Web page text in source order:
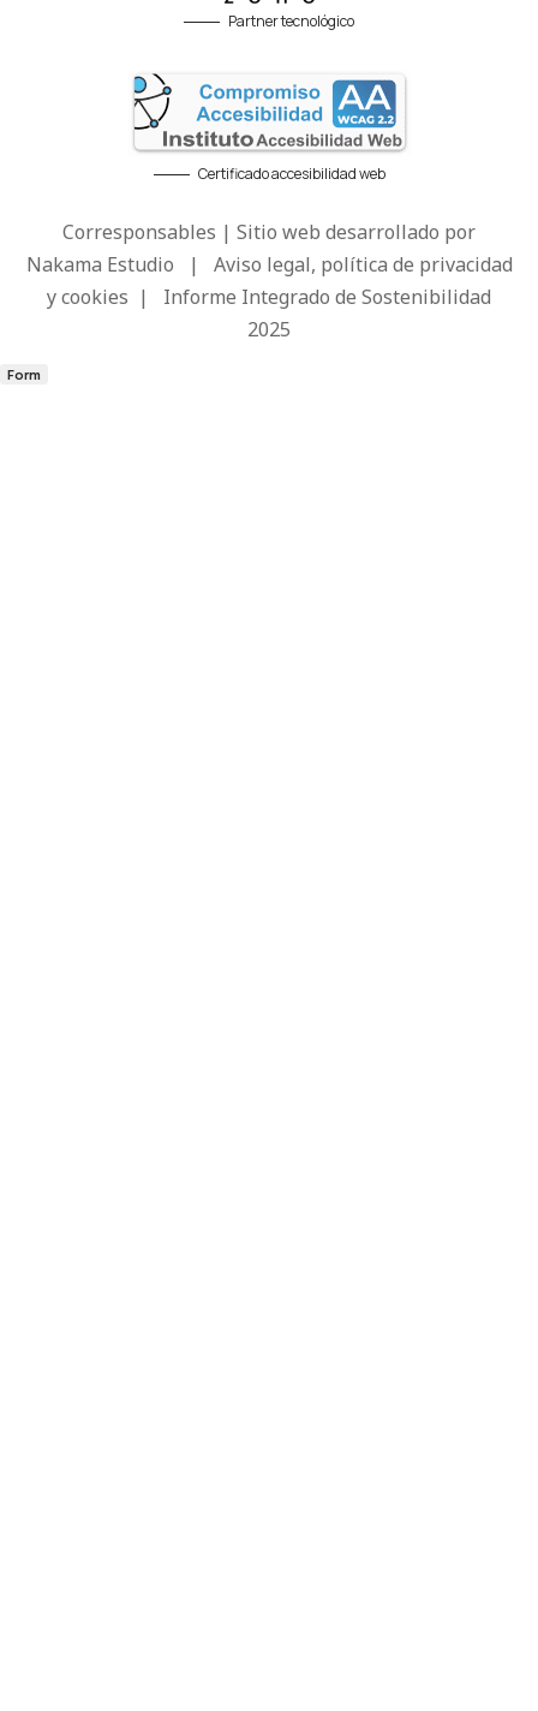
Partner tecnológico
Certificado accesibilidad web
Corresponsables | Sitio web desarrollado por
Nakama Estudio | Aviso legal, política de privacidad
y cookies | Informe Integrado de Sostenibilidad
2025
Form